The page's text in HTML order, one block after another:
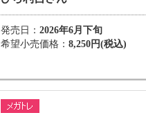
発売日： 2026年6月下旬
希望小売価格： 8,250円(税込)